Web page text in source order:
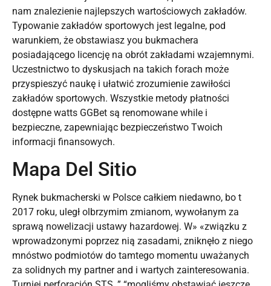
nam znalezienie najlepszych wartościowych zakładów.
Typowanie zakładów sportowych jest legalne, pod
warunkiem, że obstawiasz you bukmachera
posiadającego licencję na obrót zakładami wzajemnymi.
Uczestnictwo to dyskusjach na takich forach może
przyspieszyć naukę i ułatwić zrozumienie zawiłości
zakładów sportowych. Wszystkie metody płatności
dostępne watts GGBet są renomowane while i
bezpieczne, zapewniając bezpieczeństwo Twoich
informacji finansowych.
Mapa Del Sitio
Rynek bukmacherski w Polsce całkiem niedawno, bo t
2017 roku, uległ olbrzymim zmianom, wywołanym za
sprawą nowelizacji ustawy hazardowej. W» «związku z
wprowadzonymi poprzez nią zasadami, zniknęło z niego
mnóstwo podmiotów do tamtego momentu uważanych
za solidnych my partner and i wartych zainteresowania.